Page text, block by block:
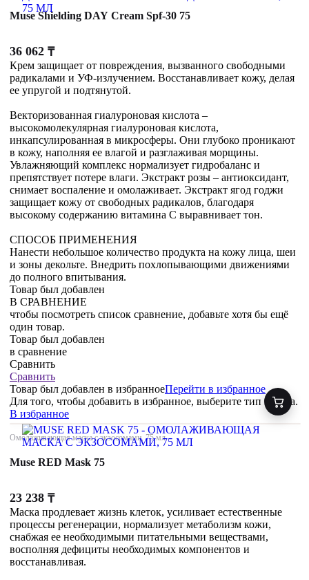
Muse Shielding DAY Cream Spf-30 75
36 062 ₸
Крем защищает от повреждения, вызванного свободными
радикалами и УФ-излучением. Восстанавливает кожу, делая
ее упругой и подтянутой.
Векторизованная гиалуроновая кислота –
высокомолекулярная гиалуроновая кислота,
инкапсулированная в микросферы. Они глубоко проникают
в кожу, наполняя ее влагой и разглаживая морщины.
Увлажняющий комплекс нормализует гидробаланс и
препятствует потере влаги. Экстракт розы – антиоксидант,
снимает воспаление и омолаживает. Экстракт ягод годжи
защищает кожу от свободных радикалов, благодаря
высокому содержанию витамина С выравнивает тон.
СПОСОБ ПРИМЕНЕНИЯ
Нанести небольшое количество продукта на кожу лица, шеи
и зоны декольте. Внедрить похлопывающими движениями
до полного впитывания.
Товар был добавлен
В СРАВНЕНИЕ
чтобы посмотреть список сравнение, добавьте хотя бы ещё
один товар.
Товар был добавлен
в сравнение
Сравнить
Сравнить
Товар был добавлен в избранноеПерейти в избранное
Для того, чтобы добавить в избранное, выберите тип товара.
В избранное
Омолаживающая маска с экзосомами, 75 мл
Muse RED Mask 75
23 238 ₸
Маска продлевает жизнь клеток, усиливает естественные
процессы регенерации, нормализует метаболизм кожи,
снабжая ее необходимыми питательными веществами,
восполняя дефициты необходимых компонентов и
восстанавливая.